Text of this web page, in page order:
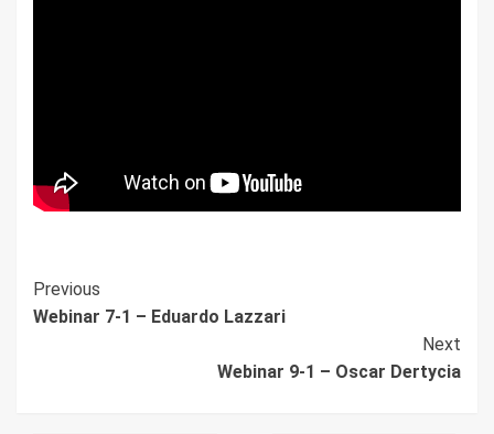
Post
Navigation
Previous
Webinar 7-1 – Eduardo Lazzari
Next
Webinar 9-1 – Oscar Dertycia